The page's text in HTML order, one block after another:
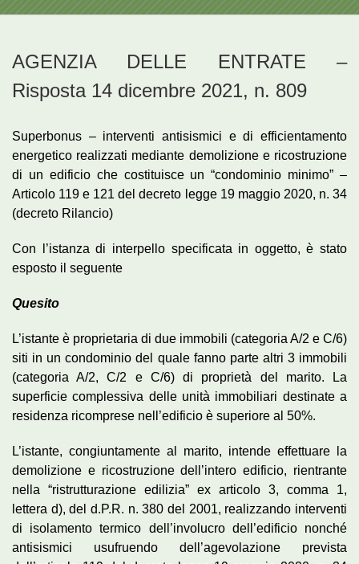
AGENZIA DELLE ENTRATE –
Risposta 14 dicembre 2021, n. 809
Superbonus – interventi antisismici e di efficientamento
energetico realizzati mediante demolizione e ricostruzione
di un edificio che costituisce un “condominio minimo” –
Articolo 119 e 121 del decreto legge 19 maggio 2020, n. 34
(decreto Rilancio)
Con l’istanza di interpello specificata in oggetto, è stato
esposto il seguente
Quesito
L’istante è proprietaria di due immobili (categoria A/2 e C/6)
siti in un condominio del quale fanno parte altri 3 immobili
(categoria A/2, C/2 e C/6) di proprietà del marito. La
superficie complessiva delle unità immobiliari destinate a
residenza ricomprese nell’edificio è superiore al 50%.
L’istante, congiuntamente al marito, intende effettuare la
demolizione e ricostruzione dell’intero edificio, rientrante
nella “ristrutturazione edilizia” ex articolo 3, comma 1,
lettera d), del d.P.R. n. 380 del 2001, realizzando interventi
di isolamento termico dell’involucro dell’edificio nonché
antisismici usufruendo dell’agevolazione prevista